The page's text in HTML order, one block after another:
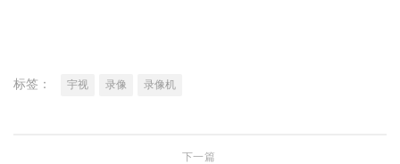
标签： 宇视 录像 录像机
下一篇